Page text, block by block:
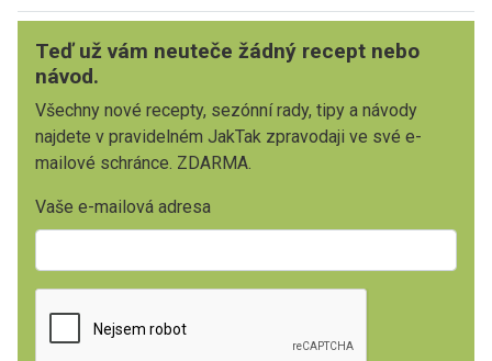
Teď už vám neuteče žádný recept nebo
návod.
Všechny nové recepty, sezónní rady, tipy a návody
najdete v pravidelném JakTak zpravodaji ve své e-
mailové schránce. ZDARMA.
Vaše e-mailová adresa